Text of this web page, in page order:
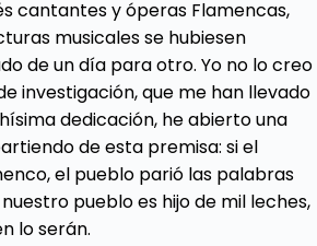
cantantes y óperas Flamencas,
musicales se hubiesen
de un día para otro. Yo no lo creo
investigación, que me han llevado
dedicación, he abierto una
de esta premisa: si el
el pueblo parió las palabras
pueblo es hijo de mil leches,
lo serán.